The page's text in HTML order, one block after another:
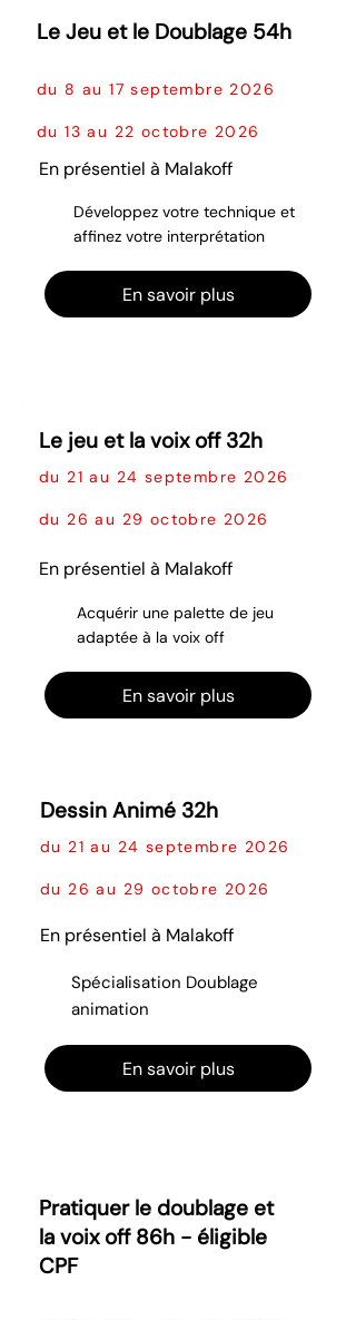
Le Jeu et le Doublage 54h
du 8 au 17 septembre 2026
du 13 au 22 octobre 2026
En présentiel à Malakoff
Développez votre technique et
affinez votre interprétation
En savoir plus
Le jeu et la voix off 32h
du 21 au 24 septembre 2026
du 26 au 29 octobre 2026
En présentiel à Malakoff
Acquérir une palette de jeu
adaptée à la voix off
En savoir plus
Dessin Animé 32h
du 21 au 24 septembre 2026
du 26 au 29 octobre 2026
En présentiel à Malakoff
Spécialisation Doublage
animation
En savoir plus
Pratiquer le doublage et
la voix off 86h - éligible
CPF